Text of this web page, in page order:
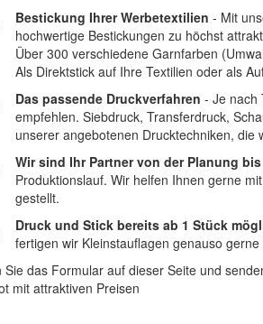
Bestickung Ihrer Werbetextilien - Mit
hochwertige Bestickungen zu höchst
Über 300 verschiedene Garnfarben
Als Direktstick auf Ihre Textilien oder als
Das passende Druckverfahren - Je nach
empfehlen. Siebdruck, Transferdruck,
unserer angebotenen Drucktechniken,
Wir sind Ihr Partner von der Planung
Produktionslauf. Wir helfen Ihnen gerne
gestellt.
Druck und Stick bereits ab 1 Stück
fertigen wir Kleinstauflagen genauso
Sie das Formular auf dieser Seite und
mit attraktiven Preisen